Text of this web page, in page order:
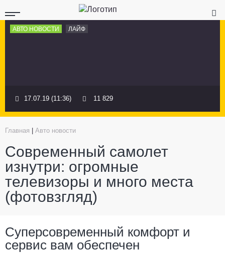
АВТО НОВОСТИ ЛАЙФ
17.07.19 (11:36) 11 829
Главная Авто новости
Современный самолет
изнутри: огромные
телевизоры и много места
(фотовзгляд)
Суперсовременный комфорт и
сервис вам обеспечен